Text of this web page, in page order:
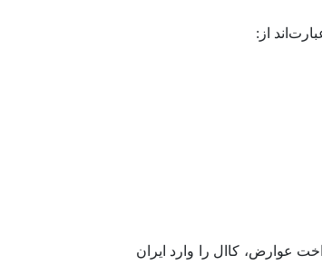
از:
عوارض، کاال را وارد ایران